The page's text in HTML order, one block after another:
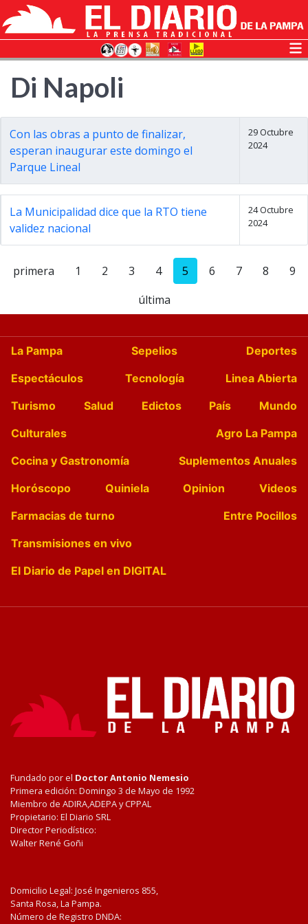
Di Napoli
Con las obras a punto de finalizar,
esperan inaugurar este domingo el
Parque Lineal
29 Octubre
2024
La Municipalidad dice que la RTO tiene
validez nacional
24 Octubre
2024
primera 1 2 3 4 5 6 7 8
9
última
La Pampa Sepelios
Deportes
Espectáculos
Tecnología
Linea Abierta
Turismo
Salud Edictos País
Mundo
Culturales
Agro La Pampa
Cocina y Gastronomía
Suplementos Anuales
Horóscopo
Quiniela Opinion
Videos
Farmacias de turno
Entre Pocillos
Transmisiones en vivo
El Diario de Papel en DIGITAL
Fundado por el Doctor Antonio Nemesio
Primera edición: Domingo 3 de Mayo de 1992
Miembro de ADIRA,ADEPA y CPPAL
Propietario: El Diario SRL
Director Periodístico:
Walter René Goñi
Domicilio Legal: José Ingenieros 855,
Santa Rosa, La Pampa.
Número de Registro DNDA: